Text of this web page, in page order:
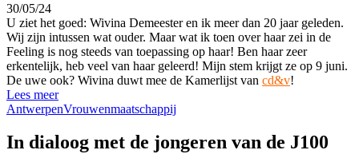
30/05/24
U ziet het goed: Wivina Demeester en ik meer dan 20 jaar geleden.
Wij zijn intussen wat ouder. Maar wat ik toen over haar zei in de
Feeling is nog steeds van toepassing op haar! Ben haar zeer
erkentelijk, heb veel van haar geleerd! Mijn stem krijgt ze op 9 juni.
De uwe ook? Wivina duwt mee de Kamerlijst van cd&v!
Lees meer
AntwerpenVrouwenmaatschappij
In dialoog met de jongeren van de J100